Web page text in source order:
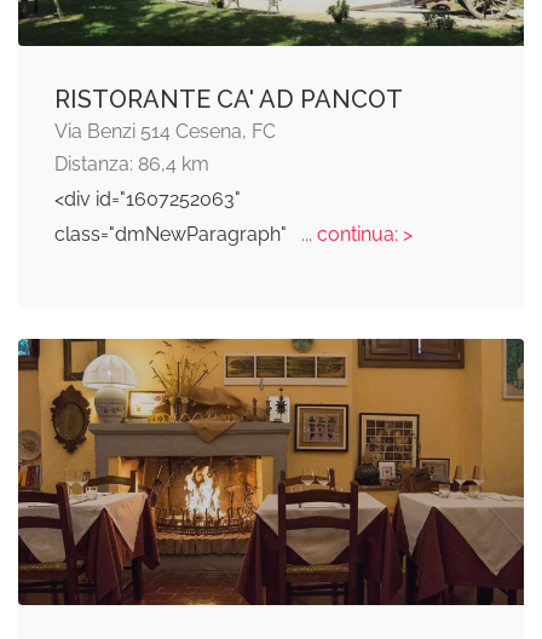
RISTORANTE CA' AD PANCOT
Via Benzi 514 Cesena, FC
Distanza: 86,4 km
<div id="1607252063"
class="dmNewParagraph"
... continua: >